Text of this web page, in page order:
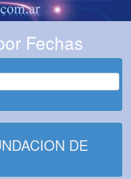
Fechas
DE